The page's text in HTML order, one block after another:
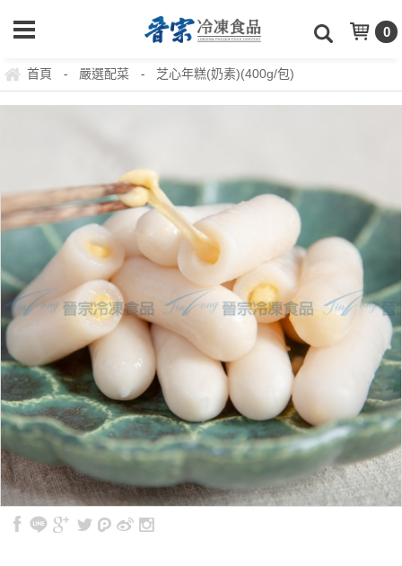
0
首頁 - 嚴選配菜 - 芝心年糕(奶素)(400g/包)